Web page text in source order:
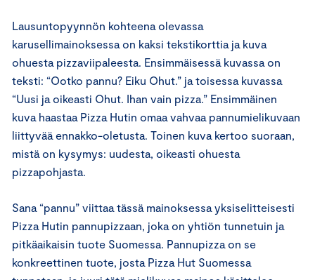
Lausuntopyynnön kohteena olevassa
karusellimainoksessa on kaksi tekstikorttia ja kuva
ohuesta pizzaviipaleesta. Ensimmäisessä kuvassa on
teksti: “Ootko pannu? Eiku Ohut.” ja toisessa kuvassa
“Uusi ja oikeasti Ohut. Ihan vain pizza.” Ensimmäinen
kuva haastaa Pizza Hutin omaa vahvaa pannumielikuvaan
liittyvää ennakko-oletusta. Toinen kuva kertoo suoraan,
mistä on kysymys: uudesta, oikeasti ohuesta
pizzapohjasta.
Sana “pannu” viittaa tässä mainoksessa yksiselitteisesti
Pizza Hutin pannupizzaan, joka on yhtiön tunnetuin ja
pitkäaikaisin tuote Suomessa. Pannupizza on se
konkreettinen tuote, josta Pizza Hut Suomessa